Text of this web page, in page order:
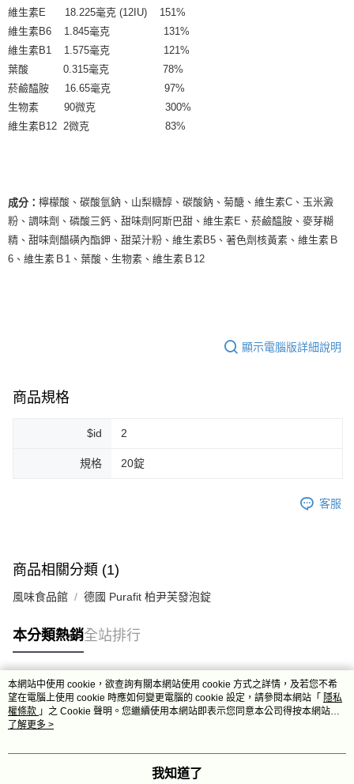
維生素E 18.225毫克 (12IU) 151%
維生素B6 1.845毫克 131%
維生素B1 1.575毫克 121%
葉酸 0.315毫克 78%
菸鹼醯胺 16.65毫克 97%
生物素 90微克 300%
維生素B12 2微克 83%
成分： 檸檬酸、碳酸氫鈉、山梨糖醇、碳酸鈉、菊醣、維生素C、玉米澱
粉、調味劑、磷酸三鈣、甜味劑阿斯巴甜、維生素E、菸鹼醯胺、麥芽糊
精、甜味劑醋磺內酯鉀、甜菜汁粉、維生素B5、著色劑核黃素、維生素Ｂ
6、維生素Ｂ1、葉酸、生物素、維生素Ｂ12
顯示電腦版詳細說明
商品規格
$id 2
規格 20錠
客服
商品相關分類 (1)
風味食品館 德國 Purafit 柏尹芙發泡錠
本分類熱銷全站排行
熱門標籤
本網站中使用 cookie，欲查詢有關本網站使用 cookie 方式之詳情，及若您不希
望在電腦上使用 cookie 時應如何變更電腦的 cookie 設定，請參閱本網站「 隱私
權條款 」之 Cookie 聲明。您繼續使用本網站即表示您同意本公司得按本網站使
用條款之 Cookie 聲明使用 cookie。
了解更多 >
我知道了